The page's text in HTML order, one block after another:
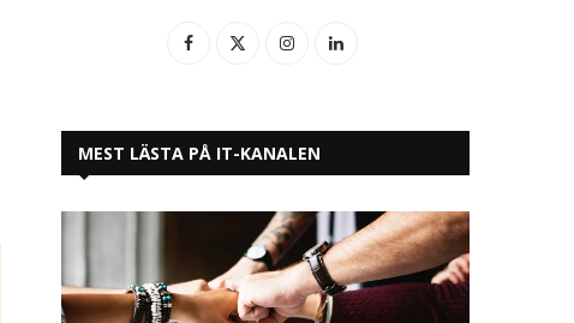
MEST LÄSTA PÅ IT-KANALEN